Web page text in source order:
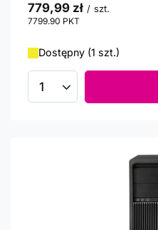
779,99 zł / szt.
7799.90 PKT
Dostępny (1 szt.)
Ilość produktów